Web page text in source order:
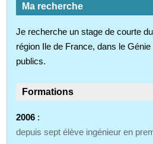
Ma recherche
Je recherche un stage de courte
région Ile de France, dans le
publics.
Formations
2006 :
depuis sept élève ingénieur en